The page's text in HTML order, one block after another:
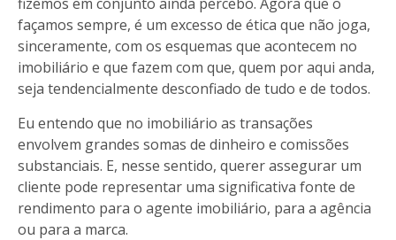
façamos sempre, é um excesso de ética que não joga,
sinceramente, com os esquemas que acontecem no
imobiliário e que fazem com que, quem por aqui anda,
seja tendencialmente desconfiado de tudo e de todos.
Eu entendo que no imobiliário as transações
envolvem grandes somas de dinheiro e comissões
substanciais. E, nesse sentido, querer assegurar um
cliente pode representar uma significativa fonte de
rendimento para o agente imobiliário, para a agência
ou para a marca.